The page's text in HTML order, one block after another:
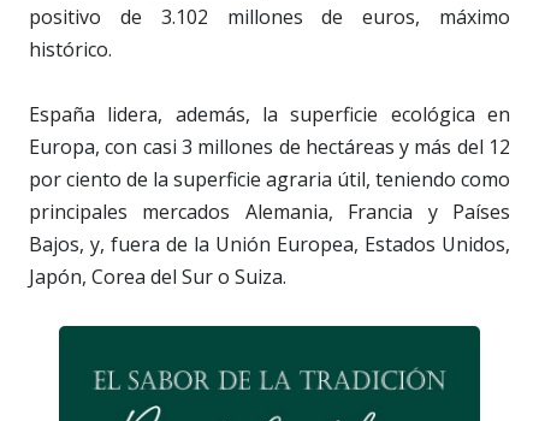
positivo de 3.102 millones de euros, máximo
histórico.
España lidera, además, la superficie ecológica en
Europa, con casi 3 millones de hectáreas y más del 12
por ciento de la superficie agraria útil, teniendo como
principales mercados Alemania, Francia y Países
Bajos, y, fuera de la Unión Europea, Estados Unidos,
Japón, Corea del Sur o Suiza.